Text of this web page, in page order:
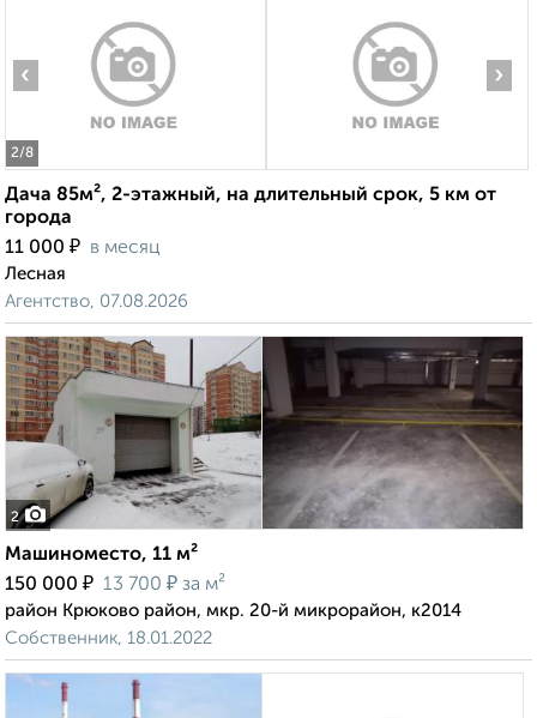
2/8
‹ ›
Дача 85м², 2-этажный, на длительный срок, 5 км от
города
11 000 ₽ в месяц
Лесная
Агентство, 07.08.2026
2
Машиноместо, 11 м²
150 000 ₽ 13 700 ₽ за м²
район Крюково район, мкр. 20-й микрорайон, к2014
Собственник, 18.01.2022